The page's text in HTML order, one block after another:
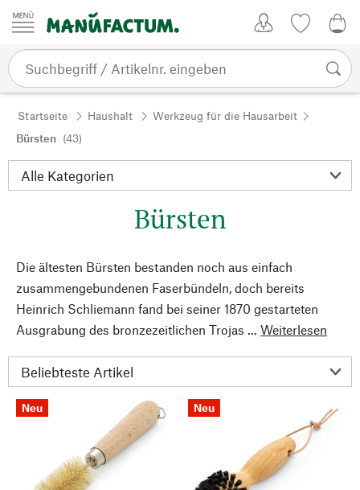
Zum Inhalt springen
Startseite Haushalt
Werkzeug für die Hausarbeit
Bürsten (43)
Bürsten
Die ältesten Bürsten bestanden noch aus einfach
zusammengebundenen Faserbündeln, doch bereits
Heinrich Schliemann fand bei seiner 1870 gestarteten
Ausgrabung des bronzezeitlichen Trojas ... Weiterlesen
Neu Neu